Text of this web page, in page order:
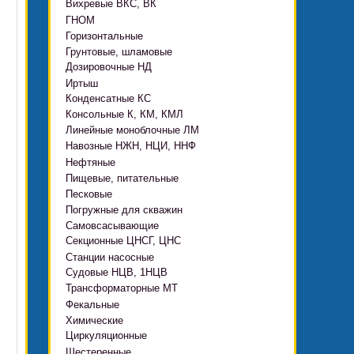
Вихревые ВКС, ВК
ГНОМ
Грязевые
Ф, Фр
с HMS Control
Горизонтальные
Д, 1Д
ЦН
DeLium
Грунтовые, шламовые
ГРАТ, ГРАК, ГРАР
ВШН
Дозировочные НД
Иртыш
ПФ, НФ, ПД
ЦМЛ
ЦМК
Конденсатные КС
Консольные К, КМ, КМЛ
Линейные моноблочные ЛМ
Навозные НЖН, НЦИ, ННФ
Нефтяные
НВ, НВЕ, НДВ
КМC
4(5,6)НК
КМХ Адонис
Пищевые, питательные
ОНЦ, СНЦ
ЦВК
ПЭ
Поршневые на пару
Песковые
П, ПР, ПБ, ПК, ПРВП
ППР, ППК вертикальные
Погружные для скважин
ЭЦВ Ливнынасос
ЭЦВ Промбурвод
2ЭЦВ
БЦП М
CRS
СПА 4
Самовсасывающие
АНС
С-569
С-245
Секционные ЦНСГ, ЦНС
Станции насосные
СУЗ, HMS Control
Автоматические САУ
Садовые Ингро CAM
Судовые НЦВ, 1НЦВ
Трансформаторные МТ
Фекальные
СМ, 1СМ, 2СМ
СД, СДВ
Химические
Х
Циркуляционные